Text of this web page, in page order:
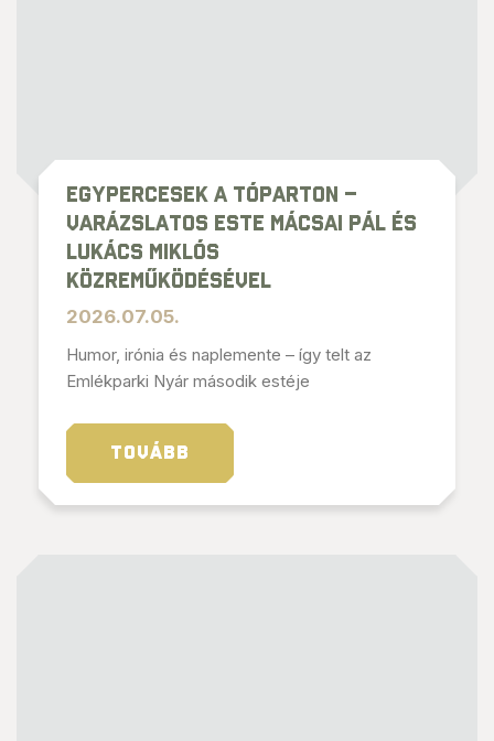
Egypercesek a tóparton –
varázslatos este Mácsai Pál és
Lukács Miklós
közreműködésével
2026.07.05.
Humor, irónia és naplemente – így telt az
Emlékparki Nyár második estéje
TOVÁBB